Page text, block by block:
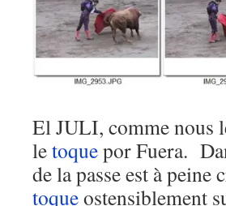
El JULI, comme nous
letoquepor Fuera.
de la passe est à
toqueostensiblement